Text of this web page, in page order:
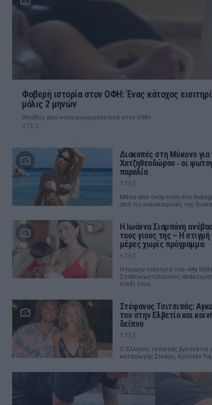
Φοβερή ιστορία στον ΟΦΗ: Ένας κάτοχος
μόλις 2 μηνών
Οπαδός από κούνια κυριολεκτικά στον ΟΦΗ
ΧΤΕΣ
Διακοπές στη Μύκονο για
Χατζηθεοδώρου ‑ οι
παραλία
ΧΤΕΣ
Μέσα από ανάρτηση στο
από τις καλοκαιρινές της
H Ιωάννα Σιαμπάνη
τους γιους της – Η
μέρες χωρίς πρόγραμμα
ΧΤΕΣ
Η πρώην παίκτρια του «My
Σταθοκωστόπουλος
παιδί τους
Στέφανος Τσιτσιπάς:
του στην Ελβετία και
δείπνο
ΧΤΕΣ
Ο Έλληνας τενίστας βρίσκεται
καταγωγής Σικάγο, Κρίστεν